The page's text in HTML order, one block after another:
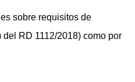
sobre requisitos de
RD 1112/2018) como por